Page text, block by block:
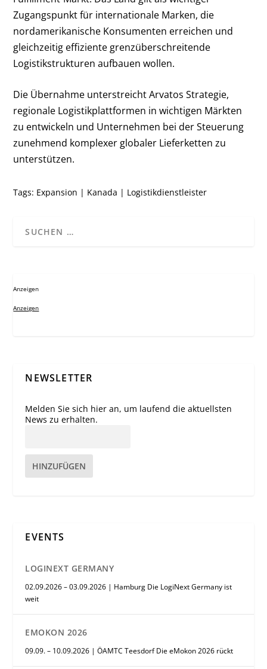
Zugangspunkt für internationale Marken, die
nordamerikanische Konsumenten erreichen und
gleichzeitig effiziente grenzüberschreitende
Logistikstrukturen aufbauen wollen.
Die Übernahme unterstreicht Arvatos Strategie,
regionale Logistikplattformen in wichtigen Märkten
zu entwickeln und Unternehmen bei der Steuerung
zunehmend komplexer globaler Lieferketten zu
unterstützen.
Tags: Expansion | Kanada | Logistikdienstleister
Anzeigen
Anzeigen
NEWSLETTER
Melden Sie sich hier an, um laufend die aktuellsten
News zu erhalten.
HINZUFÜGEN
EVENTS
LOGINEXT GERMANY
02.09.2026 – 03.09.2026 | Hamburg Die LogiNext Germany ist
weit
EMOKON 2026
09.09. – 10.09.2026 | ÖAMTC Teesdorf Die eMokon 2026 rückt